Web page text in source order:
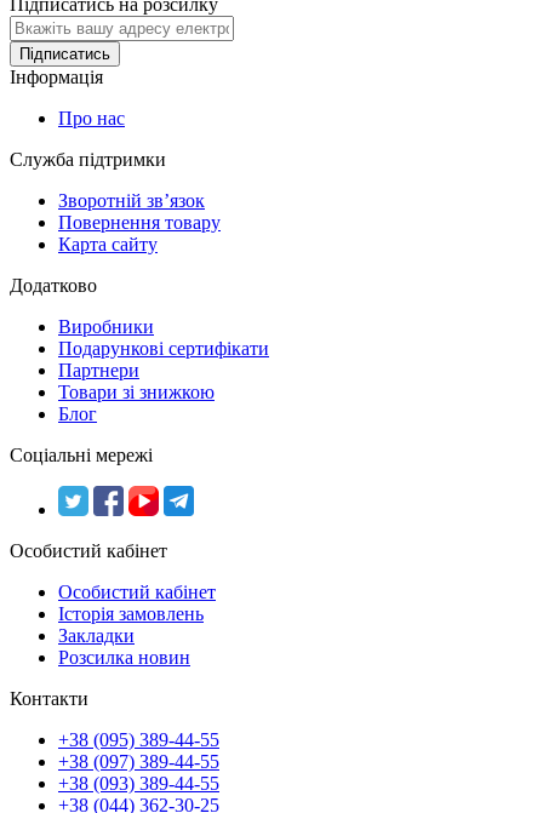
Підписатись на розсилку
Підписатись
Інформація
Про нас
Служба підтримки
Зворотній зв’язок
Повернення товару
Карта сайту
Додатково
Виробники
Подарункові сертифікати
Партнери
Товари зі знижкою
Блог
Соціальні мережі
Особистий кабінет
Особистий кабінет
Історія замовлень
Закладки
Розсилка новин
Контакти
+38 (095) 389-44-55
+38 (097) 389-44-55
+38 (093) 389-44-55
+38 (044) 362-30-25